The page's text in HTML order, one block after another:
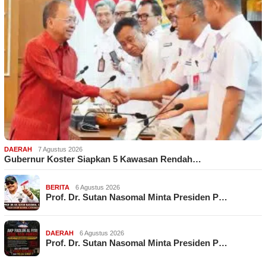
DAERAH 7 Agustus 2026
Gubernur Koster Siapkan 5 Kawasan Rendah…
BERITA 6 Agustus 2026
Prof. Dr. Sutan Nasomal Minta Presiden P…
DAERAH 6 Agustus 2026
Prof. Dr. Sutan Nasomal Minta Presiden P…